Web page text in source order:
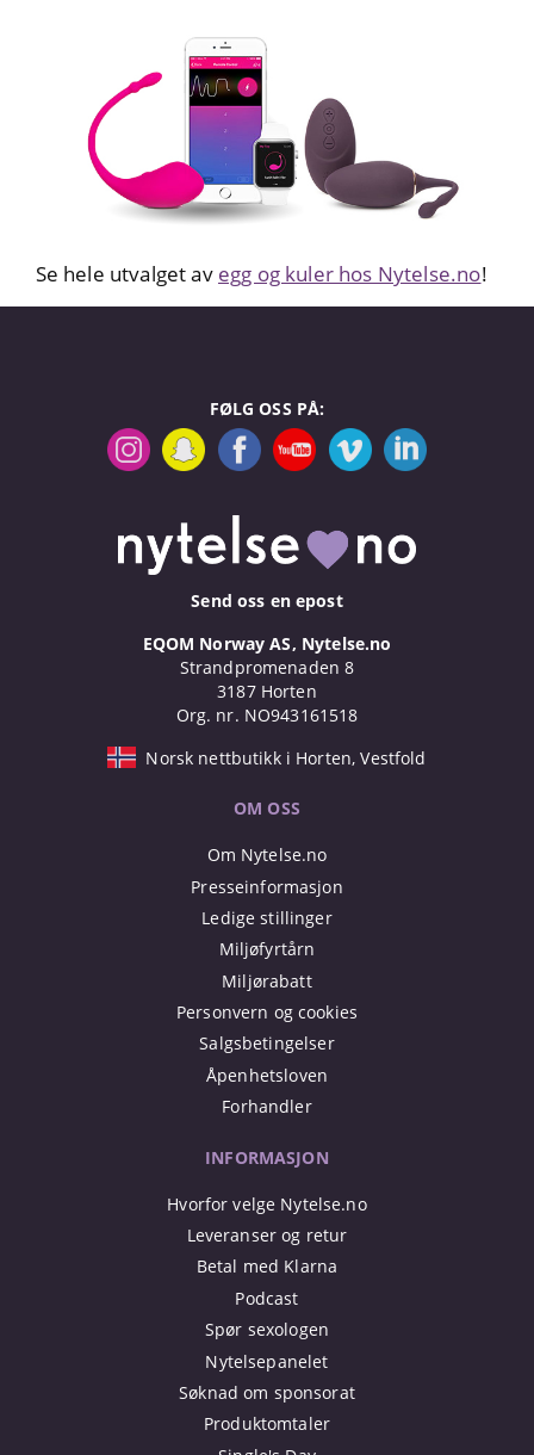
Se hele utvalget av egg og kuler hos Nytelse.no!
FØLG OSS PÅ:
Send oss en epost
EQOM Norway AS, Nytelse.no
Strandpromenaden 8
3187 Horten
Org. nr. NO943161518
Norsk nettbutikk i Horten, Vestfold
OM OSS
Om Nytelse.no
Presseinformasjon
Ledige stillinger
Miljøfyrtårn
Miljørabatt
Personvern og cookies
Salgsbetingelser
Åpenhetsloven
Forhandler
INFORMASJON
Hvorfor velge Nytelse.no
Leveranser og retur
Betal med Klarna
Podcast
Spør sexologen
Nytelsepanelet
Søknad om sponsorat
Produktomtaler